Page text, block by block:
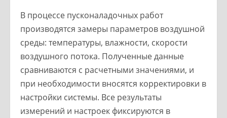
В процессе пусконаладочных работ
производятся замеры параметров воздушной
среды: температуры, влажности, скорости
воздушного потока. Полученные данные
сравниваются с расчетными значениями, и
при необходимости вносятся корректировки в
настройки системы. Все результаты
измерений и настроек фиксируются в